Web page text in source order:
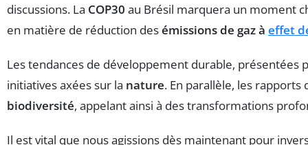
discussions. La COP30 au Brésil marquera un moment
en matière de réduction desémissions de gaz à effet
Les tendances de développement durable, présentées
initiatives axées sur la nature. En parallèle, les rapports
biodiversité, appelant ainsi à des transformations
Il est vital que nous agissions dès maintenant pour